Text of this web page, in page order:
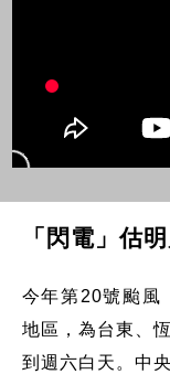
「閃電」估
今年第20號颱風
地區，為台東、
到週六白天。中